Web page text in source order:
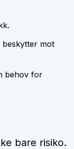
mot
behov for
bare risiko.